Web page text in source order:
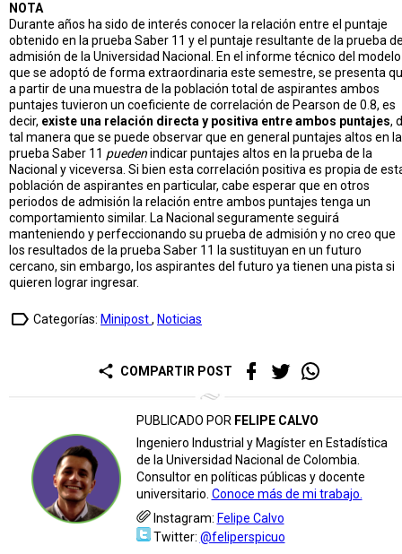
NOTA
Durante años ha sido de interés conocer la relación entre el puntaje
obtenido en la prueba Saber 11 y el puntaje resultante de la prueba
admisión de la Universidad Nacional. En el informe técnico del modelo
que se adoptó de forma extraordinaria este semestre, se presenta
a partir de una muestra de la población total de aspirantes ambos
puntajes tuvieron un coeficiente de correlación de Pearson de 0.8, es
decir, existe una relación directa y positiva entre ambos puntajes,
tal manera que se puede observar que en general puntajes altos en la
prueba Saber 11 puedenindicar puntajes altos en la prueba de la
Nacional y viceversa. Si bien esta correlación positiva es propia de
población de aspirantes en particular, cabe esperar que en otros
periodos de admisión la relación entre ambos puntajes tenga un
comportamiento similar. La Nacional seguramente seguirá
manteniendo y perfeccionando su prueba de admisión y no creo que
los resultados de la prueba Saber 11 la sustituyan en un futuro
cercano, sin embargo, los aspirantes del futuro ya tienen una pista si
quieren lograr ingresar.
label_outline Categorías: Minipost, Noticias
share COMPARTIR POST
PUBLICADO POR FELIPE CALVO
Ingeniero Industrial y Magíster en Estadística
de la Universidad Nacional de Colombia.
Consultor en políticas públicas y docente
universitario. Conoce más de mi trabajo.
Instagram: Felipe Calvo
Twitter: @feliperspicuo